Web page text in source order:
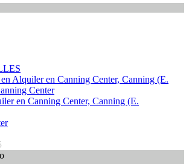
en Canning Center, Canning (E.